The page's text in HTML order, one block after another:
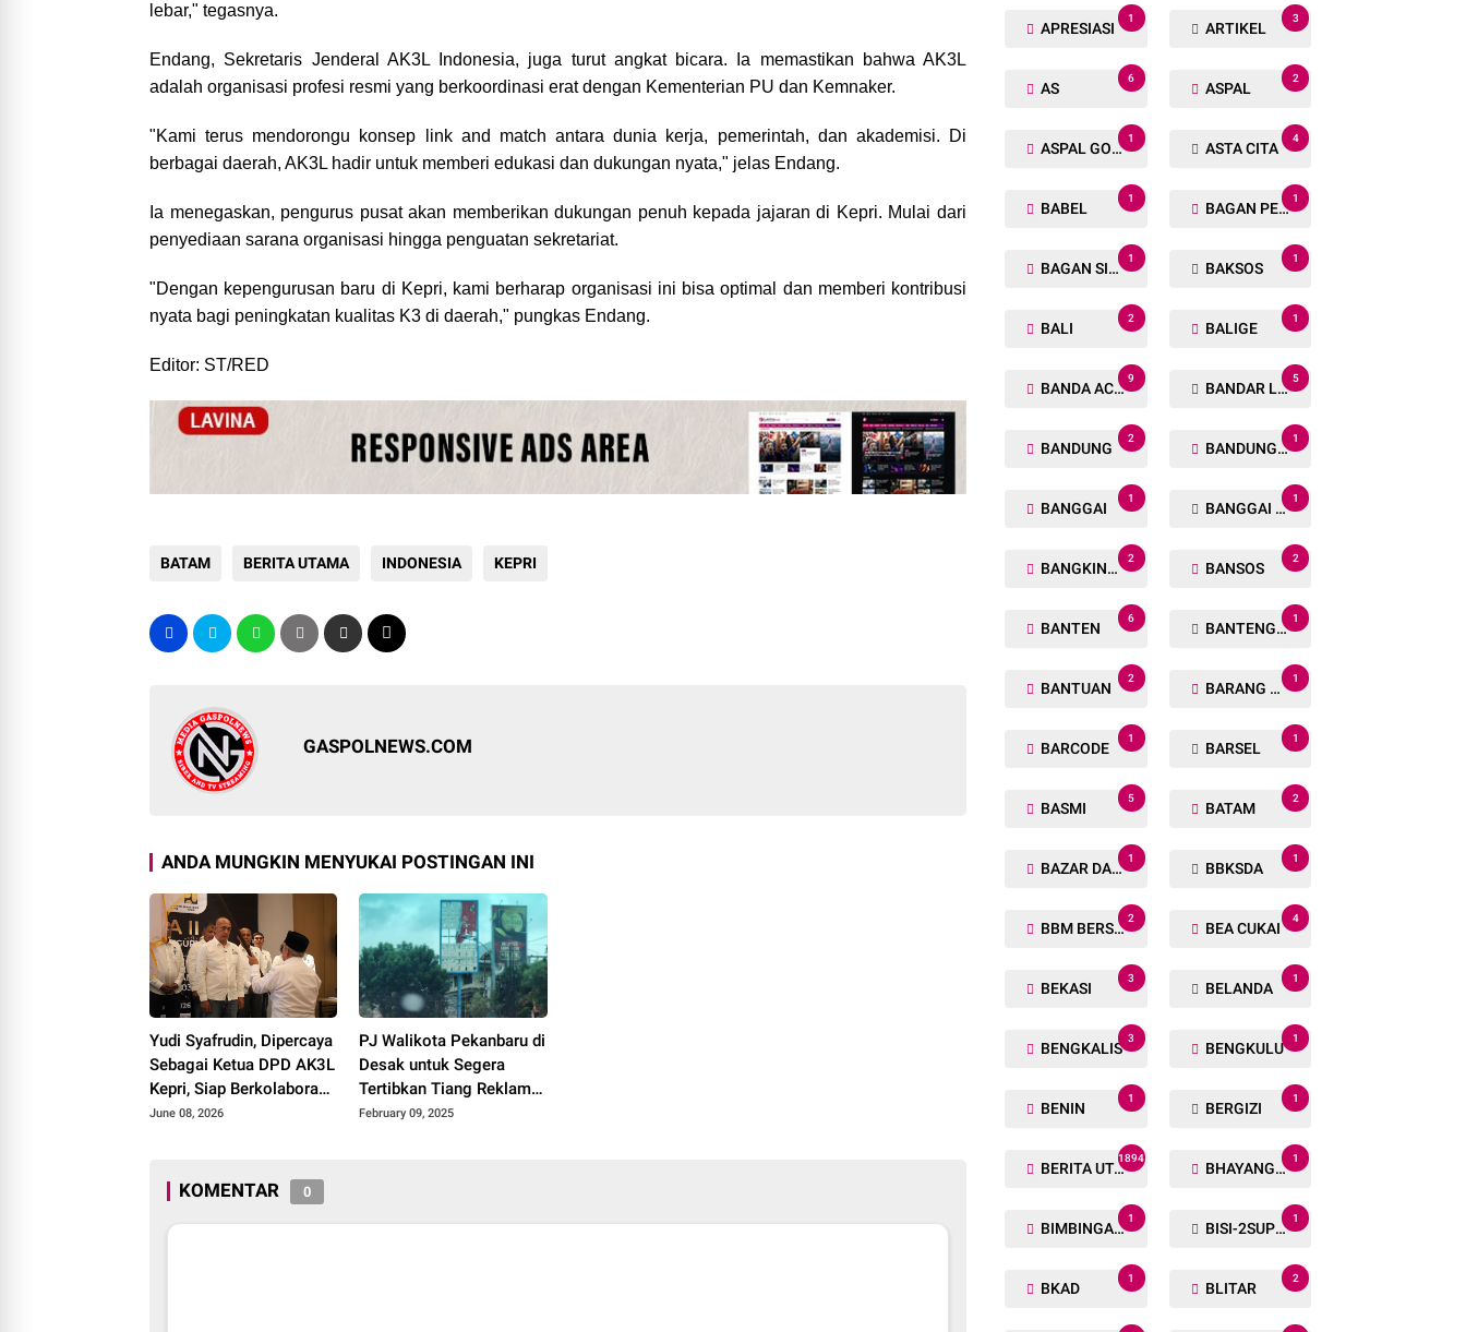
lebar," tegasnya.
Endang, Sekretaris Jenderal AK3L Indonesia, juga turut angkat bicara. Ia memastikan bahwa AK3L
adalah organisasi profesi resmi yang berkoordinasi erat dengan Kementerian PU dan Kemnaker.
"Kami terus mendorongu konsep link and match antara dunia kerja, pemerintah, dan akademisi. Di
berbagai daerah, AK3L hadir untuk memberi edukasi dan dukungan nyata," jelas Endang.
Ia menegaskan, pengurus pusat akan memberikan dukungan penuh kepada jajaran di Kepri. Mulai dari
penyediaan sarana organisasi hingga penguatan sekretariat.
"Dengan kepengurusan baru di Kepri, kami berharap organisasi ini bisa optimal dan memberi kontribusi
nyata bagi peningkatan kualitas K3 di daerah," pungkas Endang.
Editor: ST/RED
BATAM BERITA UTAMA INDONESIA KEPRI
GASPOLNEWS.COM
ANDA MUNGKIN MENYUKAI POSTINGAN INI
Yudi Syafrudin, Dipercaya
Sebagai Ketua DPD AK3L
Kepri, Siap Berkolaborasi
dengan Pemerintah dan
June 08, 2026
PJ Walikota Pekanbaru di
Desak untuk Segera
Tertibkan Tiang Reklame
Milik Pengusaha Asal
February 09, 2025
KOMENTAR 0
APRESIASI
1
ARTIKEL
3
AS
6
ASPAL
2
ASPAL GORENG
1
ASTA CITA
4
BABEL
1
BAGAN PETE
1
BAGAN SIAPIN API
1
BAKSOS
1
BALI
2
BALIGE
1
BANDA ACEH
9
BANDAR LAMPUNG
5
BANDUNG
2
BANDUNG BARAT
1
BANGGAI
1
BANGGAI LAUT
1
BANGKINANG
2
BANSOS
2
BANTEN
6
BANTENG RAIDERS
1
BANTUAN
2
BARANG TUAKA
1
BARCODE
1
BARSEL
1
BASMI
5
BATAM
2
BAZAR DAN BAKSOS RAMADHAN
1
BBKSDA
1
BBM BERSUBSIDI
2
BEA CUKAI
4
BEKASI
3
BELANDA
1
BENGKALIS
3
BENGKULU
1
BENIN
1
BERGIZI
1
BERITA UTAMA
1894
BHAYANGKARA RUN
1
BIMBINGAN ROHANI
1
BISI-2SUPER
1
BKAD
1
BLITAR
2